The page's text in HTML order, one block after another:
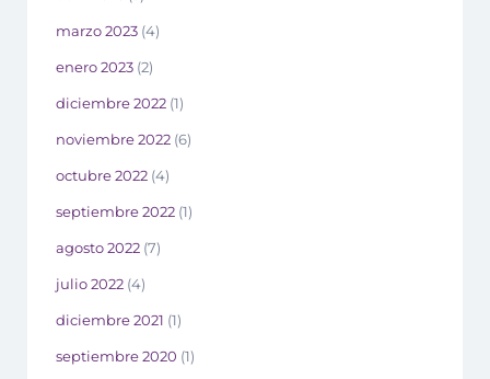
marzo 2023 (4)
enero 2023 (2)
diciembre 2022 (1)
noviembre 2022 (6)
octubre 2022 (4)
septiembre 2022 (1)
agosto 2022 (7)
julio 2022 (4)
diciembre 2021 (1)
septiembre 2020 (1)